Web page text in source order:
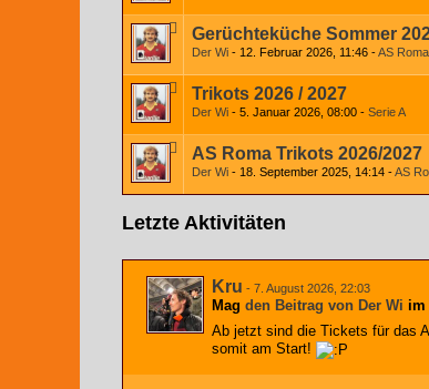
Gerüchteküche Sommer
Der Wi 12. Februar 2026, 11:46 AS
Trikots 2026 / 2027
Der Wi 5. Januar 2026, 08:00 Serie A
AS Roma Trikots 2026/2027
Der Wi 18. September 2025, 14:14 AS
Letzte Aktivitäten
Kru - 7. August 2026, 22:03
Mag den Beitrag von Der Wi im
Ab jetzt sind die Tickets für das
somit am Start!